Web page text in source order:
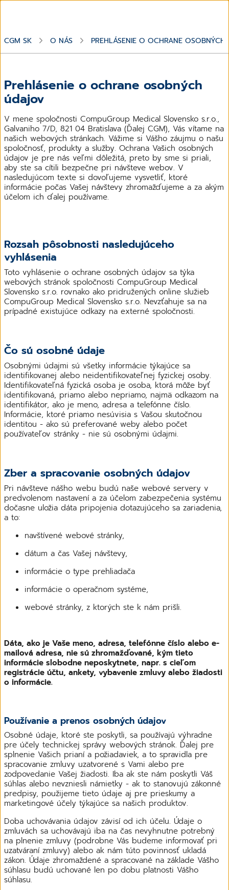
CGM SK O NÁS PREHLÁSENIE O OCHRANE OSOBNÝCH
Prehlásenie o ochrane osobných
údajov
V mene spoločnosti CompuGroup Medical Slovensko s.r.o.,
Galvaniho 7/D, 821 04 Bratislava (Ďalej CGM), Vás vítame na
našich webových stránkach. Vážime si Vášho záujmu o našu
spoločnosť, produkty a služby. Ochrana Vašich osobných
údajov je pre nás veľmi dôležitá, preto by sme si priali,
aby ste sa cítili bezpečne pri návšteve webov. V
nasledujúcom texte si dovoľujeme vysvetliť, ktoré
informácie počas Vašej návštevy zhromažďujeme a za akým
účelom ich ďalej používame.
Rozsah pôsobnosti nasledujúceho
vyhlásenia
Toto vyhlásenie o ochrane osobných údajov sa týka
webových stránok spoločnosti CompuGroup Medical
Slovensko s.r.o. rovnako ako pridružených online služieb
CompuGroup Medical Slovensko s.r.o. Nevzťahuje sa na
prípadné existujúce odkazy na externé spoločnosti.
Čo sú osobné údaje
Osobnými údajmi sú všetky informácie týkajúce sa
identifikovanej alebo neidentifikovateľnej fyzickej osoby.
Identifikovateľná fyzická osoba je osoba, ktorá môže byť
identifikovaná, priamo alebo nepriamo, najmä odkazom na
identifikátor, ako je meno, adresa a telefónne číslo.
Informácie, ktoré priamo nesúvisia s Vašou skutočnou
identitou - ako sú preferované weby alebo počet
používateľov stránky - nie sú osobnými údajmi.
Zber a spracovanie osobných údajov
Pri návšteve nášho webu budú naše webové servery v
predvolenom nastavení a za účelom zabezpečenia systému
dočasne uložia dáta pripojenia dotazujúceho sa zariadenia,
a to:
navštívené webové stránky,
dátum a čas Vašej návštevy,
informácie o type prehliadača
informácie o operačnom systéme,
webové stránky, z ktorých ste k nám prišli.
Dáta, ako je Vaše meno, adresa, telefónne číslo alebo e-
mailová adresa, nie sú zhromažďované, kým tieto
informácie slobodne neposkytnete, napr. s cieľom
registrácie účtu, ankety, vybavenie zmluvy alebo žiadosti
o informácie.
Používanie a prenos osobných údajov
Osobné údaje, ktoré ste poskytli, sa používajú výhradne
pre účely technickej správy webových stránok. Ďalej pre
splnenie Vašich prianí a požiadaviek, a to spravidla pre
spracovanie zmluvy uzatvorené s Vami alebo pre
zodpovedanie Vašej žiadosti. Iba ak ste nám poskytli Váš
súhlas alebo nevzniesli námietky - ak to stanovujú zákonné
predpisy, použijeme tieto údaje aj pre prieskumy a
marketingové účely týkajúce sa našich produktov.
Doba uchovávania údajov závisí od ich účelu. Údaje o
zmluvách sa uchovávajú iba na čas nevyhnutne potrebný
na plnenie zmluvy (podrobne Vás budeme informovať pri
uzatváraní zmluvy) alebo ak nám túto povinnosť ukladá
zákon. Údaje zhromaždené a spracované na základe Vášho
súhlasu budú uchované len po dobu platnosti Vášho
súhlasu.